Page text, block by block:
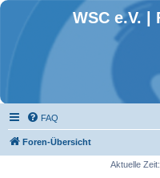
WSC e.V. |
FAQ
Foren-Übersicht
Aktuelle